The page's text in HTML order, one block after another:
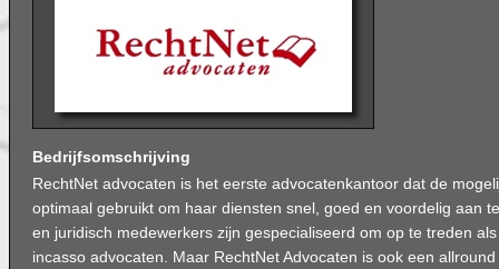
Bedrijfsomschrijving
RechtNet advocaten is het eerste advocatenkantoor dat de
optimaal gebruikt om haar diensten snel, goed en voordelig aan
en juridisch medewerkers zijn gespecialiseerd om op te treden
incasso advocaten. Maar RechtNet Advocaten is ook een